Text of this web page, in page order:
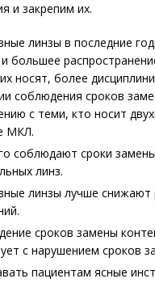
и закрепим их.
линзы в последние
большее
носят, более
соблюдения сроков
с теми, кто носит
МКЛ.
соблюдают сроки
линз.
линзы лучше снижают
сроков замены
с нарушением сроков
пациентам ясные